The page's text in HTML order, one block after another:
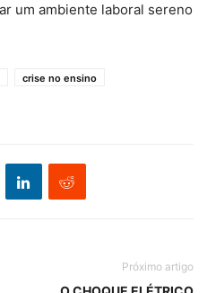
um ambiente laboral sereno
crise no ensino
Próximo artigo